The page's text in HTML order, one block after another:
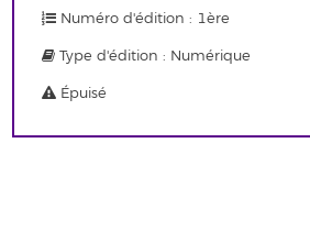
Numéro d'édition : 1ère
Type d'édition : Numérique
Épuisé